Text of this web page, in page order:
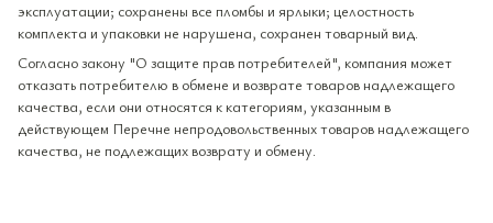
эксплуатации; сохранены все пломбы и ярлыки; целостность
комплекта и упаковки не нарушена, сохранен товарный вид.
Согласно закону "О защите прав потребителей", компания может
отказать потребителю в обмене и возврате товаров надлежащего
качества, если они относятся к категориям, указанным в
действующем Перечне непродовольственных товаров надлежащего
качества, не подлежащих возврату и обмену.